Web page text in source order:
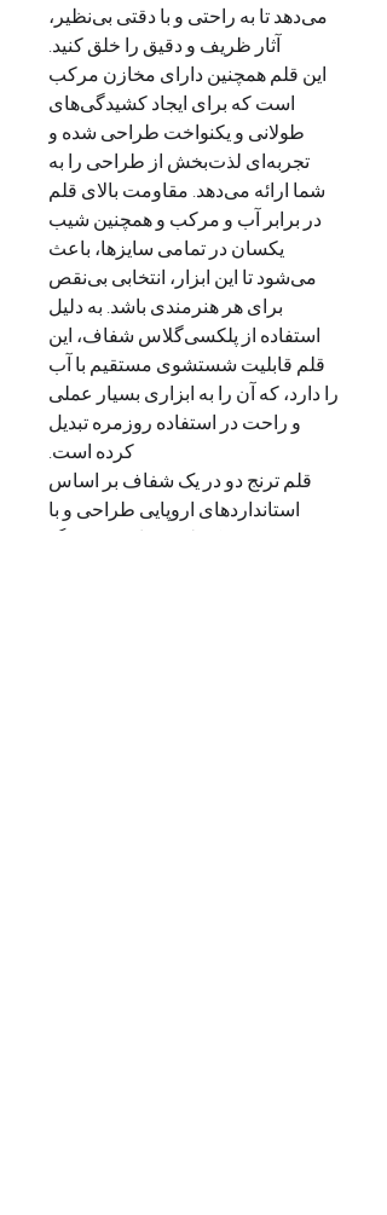
می‌دهد تا به‌ راحتی و با دقتی بی‌نظیر،
آثار ظریف و دقیق را خلق کنید.
این قلم همچنین دارای مخازن مرکب
است که برای ایجاد کشیدگی‌های
طولانی و یکنواخت طراحی شده و
تجربه‌ای لذت‌بخش از طراحی را به
شما ارائه می‌دهد. مقاومت بالای قلم
در برابر آب و مرکب و همچنین شیب
یکسان در تمامی سایزها، باعث
می‌شود تا این ابزار، انتخابی بی‌نقص
برای هر هنرمندی باشد. به دلیل
استفاده از پلکسی‌گلاس شفاف، این
قلم قابلیت شستشوی مستقیم با آب
را دارد، که آن را به ابزاری بسیار عملی
و راحت در استفاده روزمره تبدیل
کرده است.
قلم ترنج دو در یک شفاف بر اساس
استانداردهای اروپایی طراحی و با
دقیق‌ترین تکنولوژی‌ها و فینیشینگ